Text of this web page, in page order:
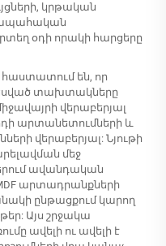
կրթական
օդի որակի հարցերը
հաստատում են, որ
տախտակները
վերաբերյալ
արտանետումների և
վերաբերյալ: Նյութի
մեջ
ավանդական
արտադրանքների
ընթացքում կարող
Այս շրջակա
ավելի ու ավելի է